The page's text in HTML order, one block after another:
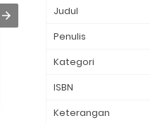
Judul
Penulis
Kategori
ISBN
Keterangan